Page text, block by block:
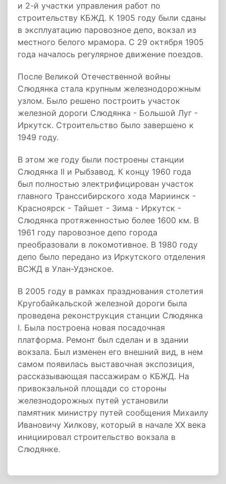
и 2-й участки управления работ по
строительству КБЖД. К 1905 году были сданы
в эксплуатацию паровозное депо, вокзал из
местного белого мрамора. С 29 октября 1905
года началось регулярное движение поездов.
После Великой Отечественной войны
Слюдянка стала крупным железнодорожным
узлом. Было решено построить участок
железной дороги Слюдянка - Большой Луг -
Иркутск. Строительство было завершено к
1949 году.
В этом же году были построены станции
Слюдянка II и Рыбзавод. К концу 1960 года
был полностью электрифицирован участок
главного Транссибирского хода Мариинск -
Красноярск - Тайшет - Зима - Иркутск -
Слюдянка протяженностью более 1600 км. В
1961 году паровозное депо города
преобразовали в локомотивное. В 1980 году
депо было передано из Иркутского отделения
ВСЖД в Улан-Удэнское.
В 2005 году в рамках празднования столетия
Кругобайкальской железной дороги была
проведена реконструкция станции Слюдянка
I. Была построена новая посадочная
платформа. Ремонт был сделан и в здании
вокзала. Был изменен его внешний вид, в нем
самом появилась выставочная экспозиция,
рассказывающая пассажирам о КБЖД. На
привокзальной площади со стороны
железнодорожных путей установили
памятник министру путей сообщения Михаилу
Ивановичу Хилкову, который в начале XX века
инициировал строительство вокзала в
Слюдянке.